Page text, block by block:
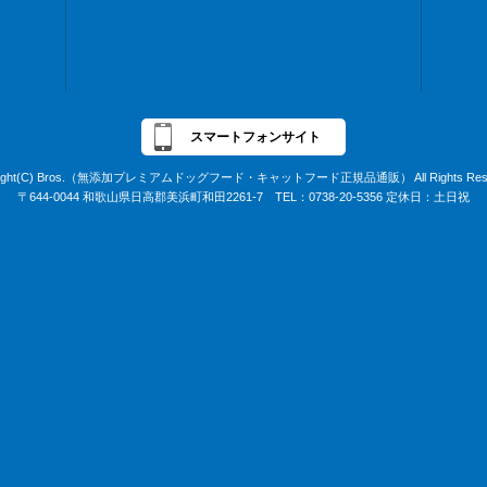
スマートフォンサイト
Bros.（無添加プレミアムドッグフード・キャットフード正規品通販） All Rights
〒644-0044 和歌山県日高郡美浜町和田2261-7 TEL：0738-20-5356 定休日：土日祝